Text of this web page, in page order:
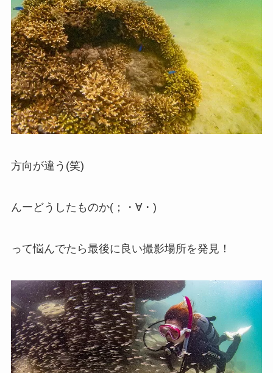
方向が違う(笑)
んーどうしたものか(；・∀・)
って悩んでたら最後に良い撮影場所を発見！